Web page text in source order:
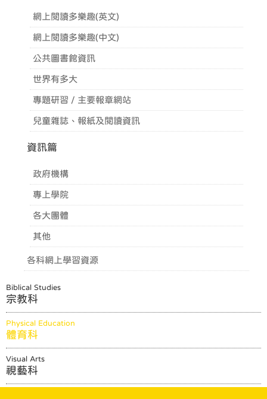
網上閱讀多樂趣(英文)
網上閱讀多樂趣(中文)
公共圖書館資訊
世界有多大
專題研習 / 主要報章網站
兒童雜誌、報紙及閱讀資訊
資訊篇
政府機構
專上學院
各大團體
其他
各科網上學習資源
Biblical Studies
宗教科
Physical Education
體育科
Visual Arts
視藝科